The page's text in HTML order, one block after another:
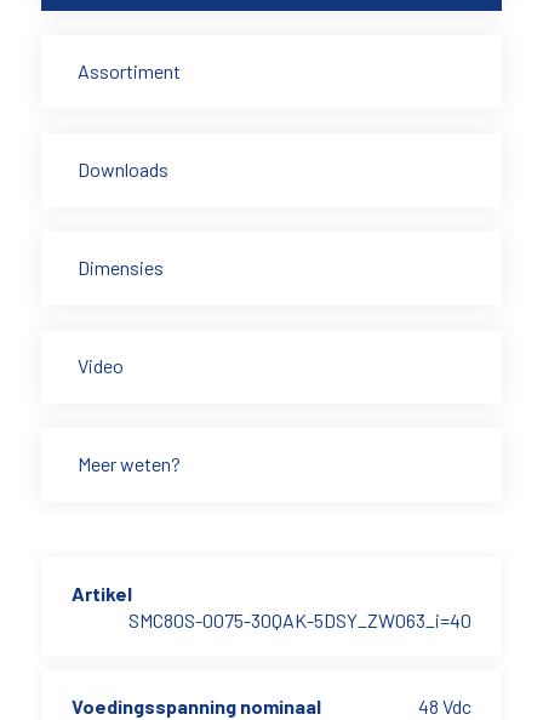
Assortiment
Downloads
Dimensies
Video
Meer weten?
Artikel
SMC80S-0075-30QAK-5DSY_ZW063_i=40
Voedingsspanning nominaal 48 Vdc